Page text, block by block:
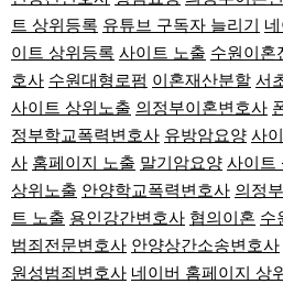
트 상위등록 유튜브 구독자 늘리기
이트 상위등록 사이트 노출 수원이혼
호사 수원대형로펌 이혼재산분할 서
사이트 상위노출 의정부이혼변호사
정부학교폭력변호사 유방암요양 사
사 홈페이지 노출 말기암요양 사이트
상위노출 안양학교폭력변호사 의정
트 노출 용인강간변호사 협의이혼 수
범죄전문변호사 안양상간소송변호사
원성범죄변호사 네이버 홈페이지 상